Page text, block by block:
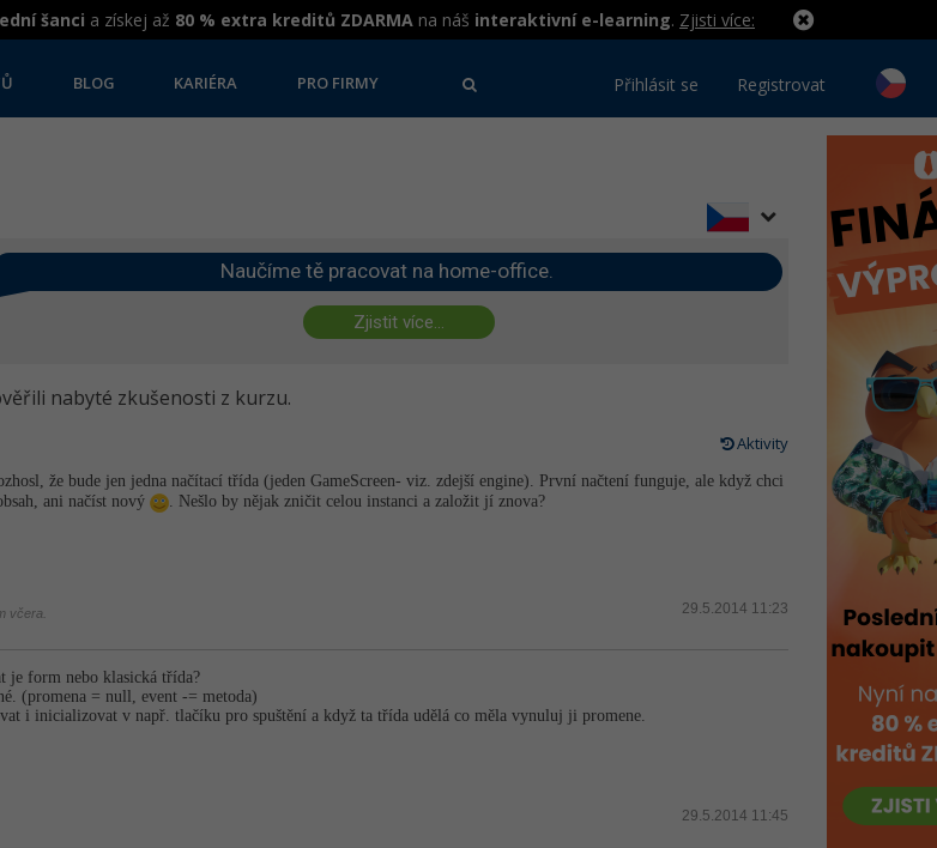
šanci a získej až 80 % extra kreditů ZDARMA na náš interaktivní e-learning. Zjisti více:
BLOG KARIÉRA PRO FIRMY Přihlásit se Registrovat
Naučíme tě pracovat na home-office.
Zjistit více...
nabyté zkušenosti z kurzu.
Aktivity
že bude jen jedna načítací třída (jeden GameScreen- viz. zdejší engine). První načtení funguje, ale když chci
ani načíst nový
. Nešlo by nějak zničit celou instanci a založit jí znova?
29.5.2014 11:23
včera.
je form nebo klasická třída?
(promena = null, event -= metoda)
i inicializovat v např. tlačíku pro spuštění a když ta třída udělá co měla vynuluj ji promene.
29.5.2014 11:45